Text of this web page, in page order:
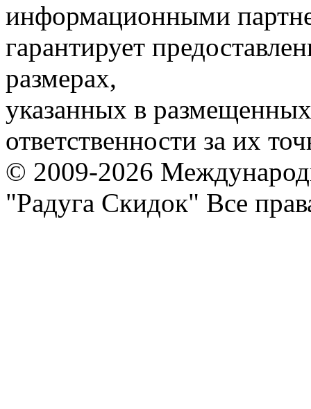
информационными
гарантирует
размерах,
указанных в
ответственности за их
© 2009-2026
"Радуга Скидок" Все